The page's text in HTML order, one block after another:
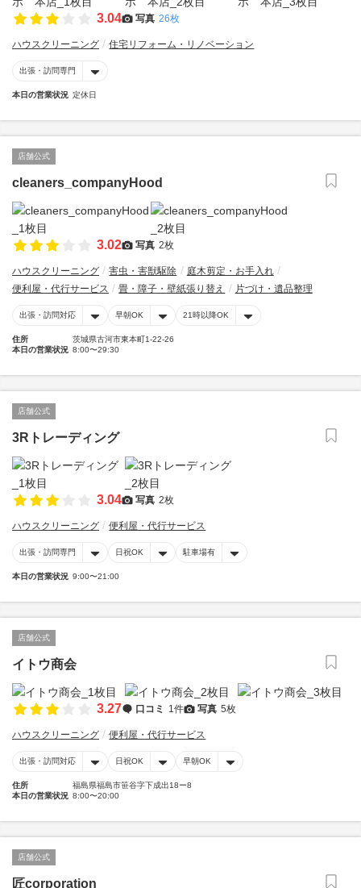
3.04 写真 26枚
ハウスクリーニング 住宅リフォーム・リノベーション
出張・訪問専門
本日の営業状況 定休日
店舗公式
cleaners_companyHood
3.02 写真 2枚
ハウスクリーニング 害虫・害獣駆除
庭木剪定・お手入れ
便利屋・代行サービス
畳・障子・壁紙張り替え 片づけ・遺品整理
出張・訪問対応 早朝OK 21時以降OK
住所
茨城県古河市東本町1-22-26
本日の営業状況 8:00〜29:30
店舗公式
3Rトレーディング
3.04 写真 2枚
ハウスクリーニング 便利屋・代行サービス
出張・訪問専門 日祝OK 駐車場有
本日の営業状況 9:00〜21:00
店舗公式
イトウ商会
3.27 口コミ 1件 写真 5枚
ハウスクリーニング 便利屋・代行サービス
出張・訪問対応 日祝OK 早朝OK
住所
福島県福島市笹谷字下成出18ー8
本日の営業状況 8:00〜20:00
店舗公式
匠corporation